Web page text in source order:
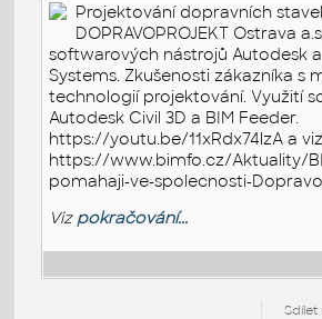
Projektování dopravních
DOPRAVOPROJEKT Ostrava
softwarových nástrojů Autodesk
Systems. Zkušenosti zákazníka s
technologií projektování. Využití
Autodesk Civil 3D a BIM Feeder.
https://youtu.be/11xRdx74lzA a viz
https://www.bimfo.cz/Aktuality/
pomahaji-ve-spolecnosti-
Viz pokračování...
Sdílet